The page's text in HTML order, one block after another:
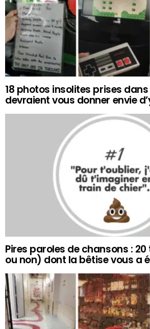
18 photos insolites prises
devraient vous donner envie
Pires paroles de chansons :
ou non) dont la bêtise vous a